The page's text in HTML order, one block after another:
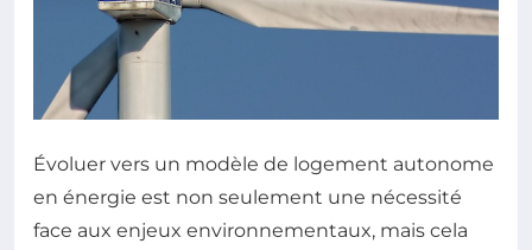
Évoluer vers un modèle de logement autonome
en énergie est non seulement une nécessité
face aux enjeux environnementaux, mais cela